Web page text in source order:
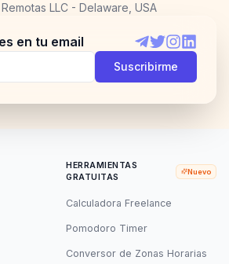
LLC - Delaware, USA
en tu email
Telegram
TwitterInstagram
Suscribirme
HERRAMIENTAS
GRATUITAS
Nuevo
Calculadora Freelance
Pomodoro Timer
Conversor de Zonas Horarias